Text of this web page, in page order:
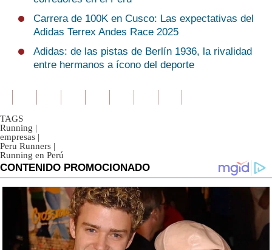
Carrera de 100K en Cusco: Las expectativas del
Adidas Terrex Andes Race 2025
Adidas: de las pistas de Berlín 1936, la rivalidad
entre hermanos a ícono del deporte
TAGS
Running |
empresas |
Peru Runners |
Running en Perú